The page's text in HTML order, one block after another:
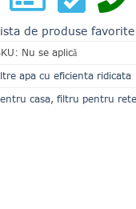
de produse favorite
Nu se aplică
apa cu eficienta ridicata
casa, filtru pentru